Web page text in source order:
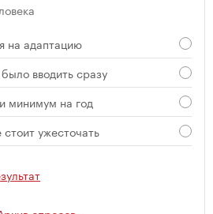
на адаптацию
вводить сразу
минимум на год
ужесточать